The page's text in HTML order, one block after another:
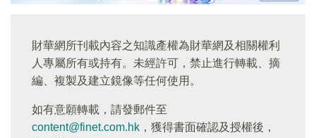
財華網所刊載內容之知識產權為財華網及相關權利
人專屬所有或持有。未經許可，禁止進行轉載、摘
編、複製及建立鏡像等任何使用。
如有意願轉載，請發郵件至
content@finet.com.hk ，獲得書面確認及授權後，